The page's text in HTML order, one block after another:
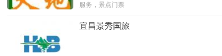
服务，景点门票
宜昌景秀国旅